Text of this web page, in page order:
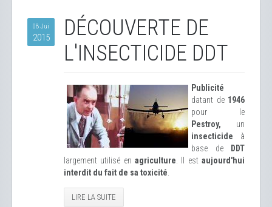
08 Jui
2015
DÉCOUVERTE DE
L'INSECTICIDE DDT
Publicité
datant de 1946
pour le
Pestroy, un
insecticide à
base de
DDT
largement utilisé en agriculture . Il est aujourd'hui
interdit du fait de sa toxicité
LIRE LA SUITE